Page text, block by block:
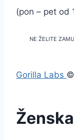
(pon – pet od
NE ŽELITE
Gorilla Labs ©